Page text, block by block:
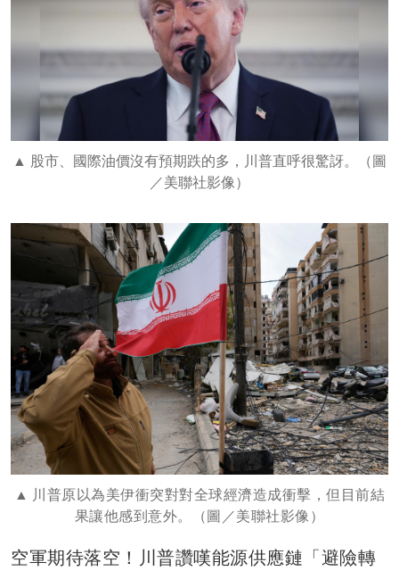
股市、國際油價沒有預期跌的多，川普直呼很驚訝。（圖
／美聯社影像）
川普原以為美伊衝突對對全球經濟造成衝擊，但目前結
果讓他感到意外。（圖／美聯社影像）
空軍期待落空！川普讚嘆能源供應鏈「避險轉